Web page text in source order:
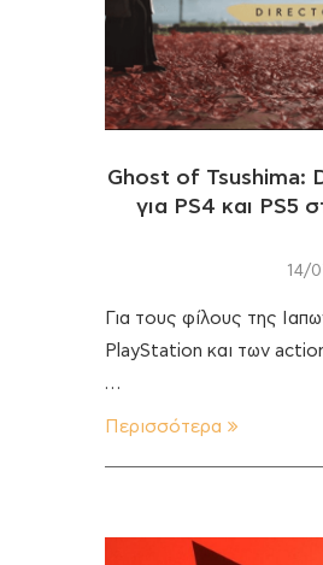
Ghost of Tsushima:
για PS4 και PS5
14/
Για τους φίλους της
PlayStation και των
…
Περισσότερα